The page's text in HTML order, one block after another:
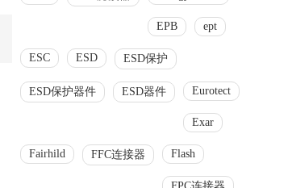
EPB ept
ESC ESD ESD保护
ESD保护器件 ESD器件 Eurotect
Exar
Fairhild FFC连接器 Flash